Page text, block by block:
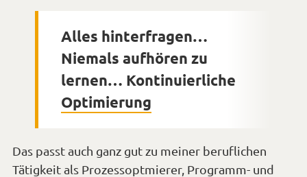
Alles hinterfragen…
Niemals aufhören zu
lernen… Kontinuierliche
Optimierung
Das passt auch ganz gut zu meiner beruflichen
Tätigkeit als Prozessoptmierer, Programm- und